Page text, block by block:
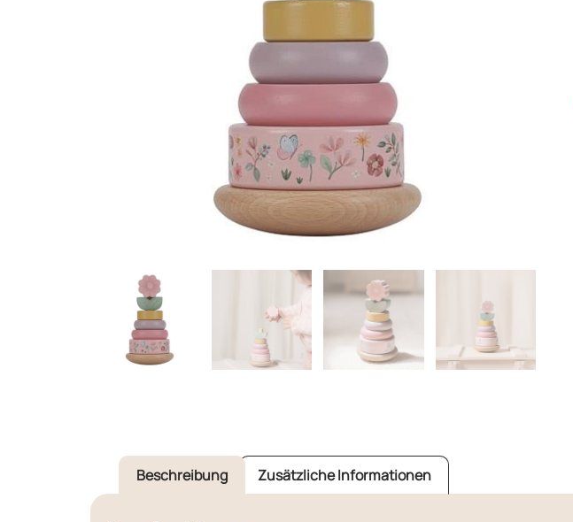
Beschreibung Zusätzliche Informationen